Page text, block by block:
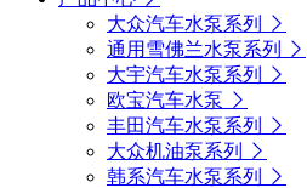
大众汽车水泵系列
通用雪佛兰水泵系列
大宇汽车水泵系列
欧宝汽车水泵
丰田汽车水泵系列
大众机油泵系列
韩系汽车水泵系列